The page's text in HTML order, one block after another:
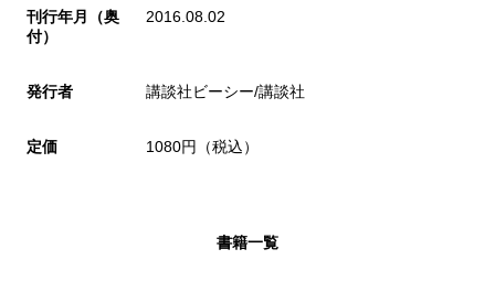
刊行年月（奥
付）
2016.08.02
発行者 講談社ビーシー/講談社
定価 1080円（税込）
書籍一覧